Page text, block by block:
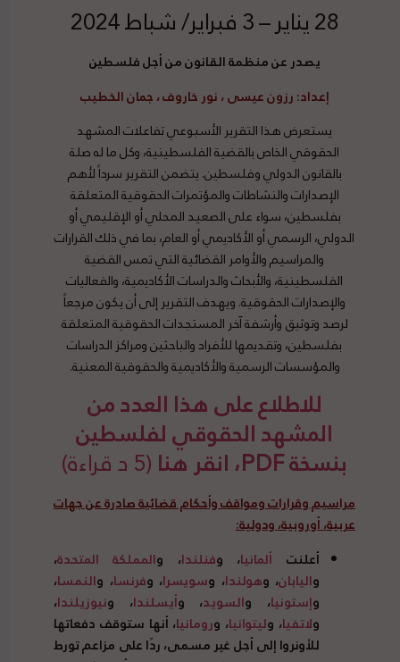
28 يناير – 3 فبراير/ شباط 2024
يصدر عن منظمة القانون من أجل فلسطين
إعداد:رزون عيسى ، نور خاروف ، جمان الخطيب
يستعرض هذا التقرير الأسبوعي تفاعلات المشهد
الحقوقي الخاص بالقضية الفلسطينية، وكل ما له صلة
بالقانون الدولي وفلسطين. يتضمن التقرير سرداً لأهم
الإصدارات والنشاطات والمؤتمرات الحقوقية المتعلقة
بفلسطين، سواء على الصعيد المحلي أو الإقليمي أو
الدولي، الرسمي أو الأكاديمي أو العام، بما في ذلك القرارات
والمراسيم والأوامر القضائية التي تمس القضية
الفلسطينية، والأبحاث والدراسات الأكاديمية، والفعاليات
والإصدارات الحقوقية. ويهدف التقرير إلى أن يكون مرجعاً
لرصد وتوثيق وأرشفة آخر المستجدات الحقوقية المتعلقة
بفلسطين، وتقديمها للأفراد والباحثين ومراكز الدراسات
والمؤسسات الرسمية والأكاديمية والحقوقية المعنية.
للاطلاع على هذا العدد من
المشهد الحقوقي لفلسطين
بنسخة PDF، انقر هنا (5 د قراءة)
مراسيم وقرارات ومواقف وأحكام قضائية صادرة عن جهات
عربية، أوروبية، ودولية:
أعلنت ألمانيا، وفنلندا، والمملكة المتحدة،
واليابان، وهولندا، وسويسرا، وفرنسا، والنمسا،
وإستونيا، والسويد، وأيسلندا، ونيوزيلندا،
ولاتفيا، وليتوانيا، ورومانيا، أنها ستوقف دفعاتها
للأونروا إلى أجل غير مسمى، ردًا على مزاعم تورط